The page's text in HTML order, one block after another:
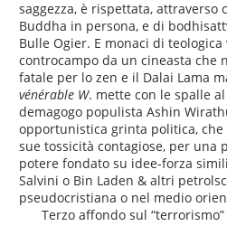
saggezza, è rispettata,
Buddha in persona, e di
Bulle Ogier. E monaci di
controcampo da un cineasta che
fatale per lo zen e il Dalai Lama
vénérable W. mette con le spalle
demagogo populista Ashin
opportunistica grinta politica,
sue tossicità contagiose, per una
potere fondato su idee-forza
Salvini o Bin Laden & altri
pseudocristiana o nel medio
Terzo affondo sul